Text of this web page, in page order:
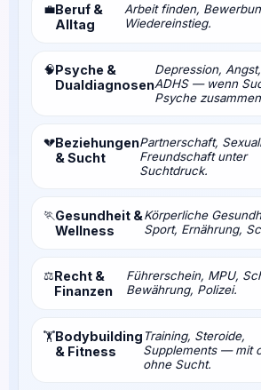
💼Beruf &
Alltag
Arbeit finden,
Wiedereinstieg.
🧠Psyche &
Dualdiagnosen
Depression,
ADHS — wenn
Psyche
💔Beziehungen
& Sucht
Partnerschaft,
Freundschaft unter
Suchtdruck.
🏃Gesundheit &
Wellness
Körperliche
Sport, Ernährung,
⚖️Recht &
Finanzen
Führerschein, MPU,
Bewährung, Polizei.
🏋️Bodybuilding
& Fitness
Training, Steroide,
Supplements — mit
ohne Sucht.